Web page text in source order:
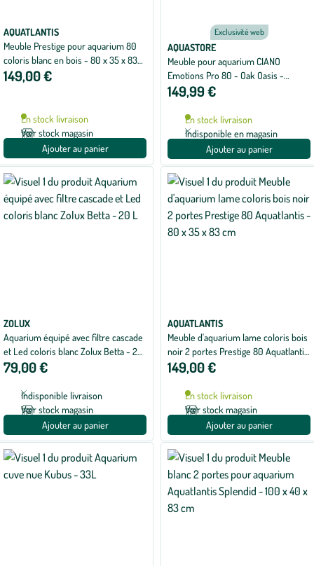
AQUATLANTIS
Meuble Prestige pour aquarium 80
coloris blanc en bois - 80 x 35 x 83
cm
149,00 €
En stock livraison
Voir stock magasin
Ajouter au panier
Exclusivité web
AQUASTORE
Meuble pour aquarium CIANO
Emotions Pro 80 - Oak Oasis -
Dimensions 80x30x50cm
149,99 €
En stock livraison
Indisponible en magasin
Ajouter au panier
ZOLUX
Aquarium équipé avec filtre cascade
et Led coloris blanc Zolux Betta - 20
L
79,00 €
Indisponible livraison
Voir stock magasin
Ajouter au panier
AQUATLANTIS
Meuble d'aquarium lame coloris bois
noir 2 portes Prestige 80 Aquatlantis
- 80 x 35 x 83 cm
149,00 €
En stock livraison
Voir stock magasin
Ajouter au panier